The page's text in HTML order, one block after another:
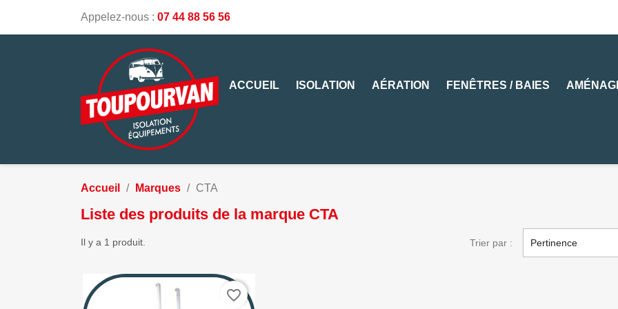
Appelez-nous : 07 44 88 56 56
ACCUEIL ISOLATION AÉRATION FENÊTRES / BAIES
Accueil Marques CTA
Liste des produits de la marque CTA
Il y a 1 produit. Trier par : Pertinence
favorite_border